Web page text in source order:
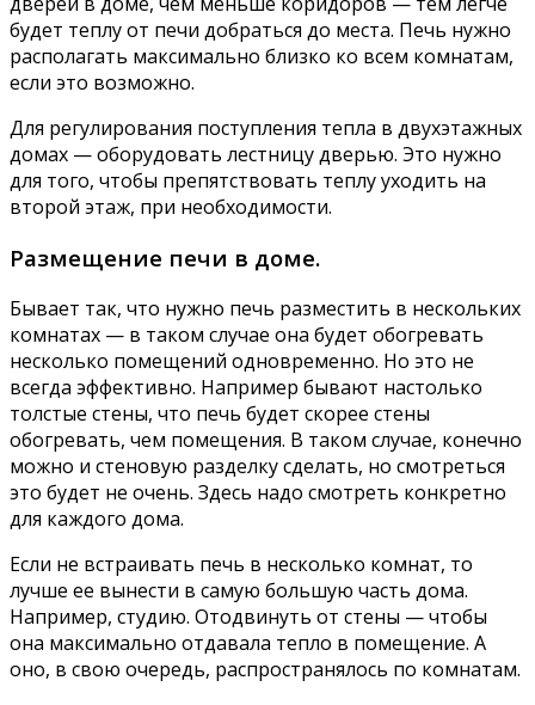
будет теплу от печи добраться до места. Печь нужно
располагать максимально близко ко всем комнатам,
если это возможно.
Для регулирования поступления тепла в двухэтажных
домах — оборудовать лестницу дверью. Это нужно
для того, чтобы препятствовать теплу уходить на
второй этаж, при необходимости.
Размещение печи в доме.
Бывает так, что нужно печь разместить в нескольких
комнатах — в таком случае она будет обогревать
несколько помещений одновременно. Но это не
всегда эффективно. Например бывают настолько
толстые стены, что печь будет скорее стены
обогревать, чем помещения. В таком случае, конечно
можно и стеновую разделку сделать, но смотреться
это будет не очень. Здесь надо смотреть конкретно
для каждого дома.
Если не встраивать печь в несколько комнат, то
лучше ее вынести в самую большую часть дома.
Например, студию. Отодвинуть от стены — чтобы
она максимально отдавала тепло в помещение. А
оно, в свою очередь, распространялось по комнатам.